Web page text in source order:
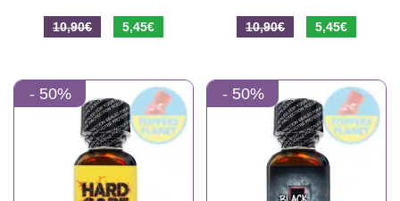
10,90€
Le
était :
10,90€.
5,45€
est :
5,45€.
10,90€
Le
était :
10,90€.
5,45€
est :
5,45€.
- 50% - 50%